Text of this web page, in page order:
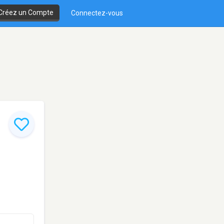
un Compte Connectez-vous